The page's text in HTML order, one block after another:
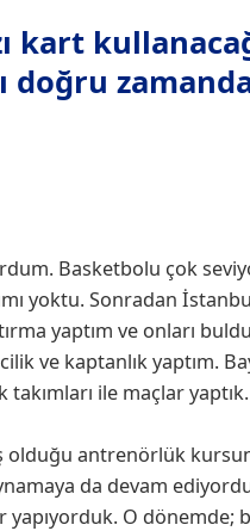
kart
doğru
Basketbolu çok
yoktu. Sonradan
yaptım ve onları
ve kaptanlık yaptım.
ile maçlar yaptık.
olduğu antrenörlük
da devam
yapıyorduk. O dönemde;